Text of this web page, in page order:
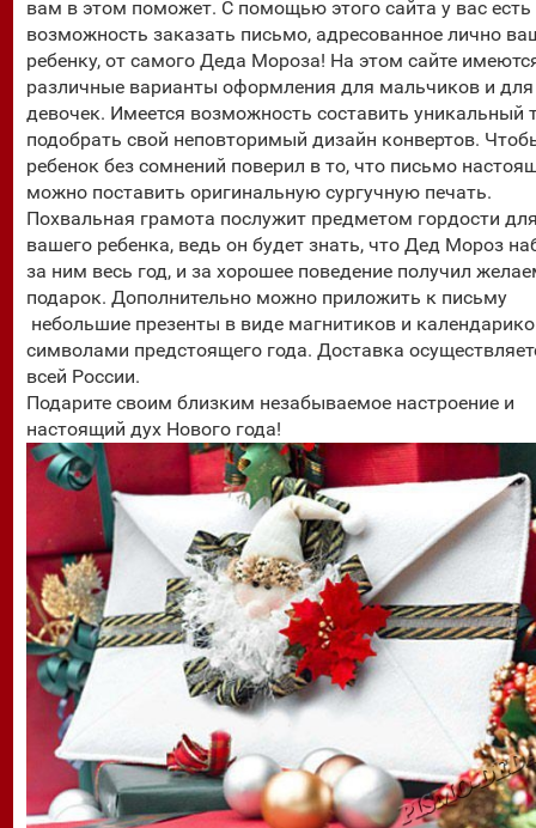
вам в этом поможет. С помощью этого сайта у вас есть
возможность заказать письмо, адресованное лично
ребенку, от самого Деда Мороза! На этом сайте
различные варианты оформления для мальчиков и для
девочек. Имеется возможность составить уникальный
подобрать свой неповторимый дизайн конвертов.
ребенок без сомнений поверил в то, что письмо
можно поставить оригинальную сургучную печать.
Похвальная грамота послужит предметом гордости
вашего ребенка, ведь он будет знать, что Дед Мороз
за ним весь год, и за хорошее поведение получил
подарок. Дополнительно можно приложить к письму
небольшие презенты в виде магнитиков и
символами предстоящего года. Доставка
всей России.
Подарите своим близким незабываемое настроение и
настоящий дух Нового года!